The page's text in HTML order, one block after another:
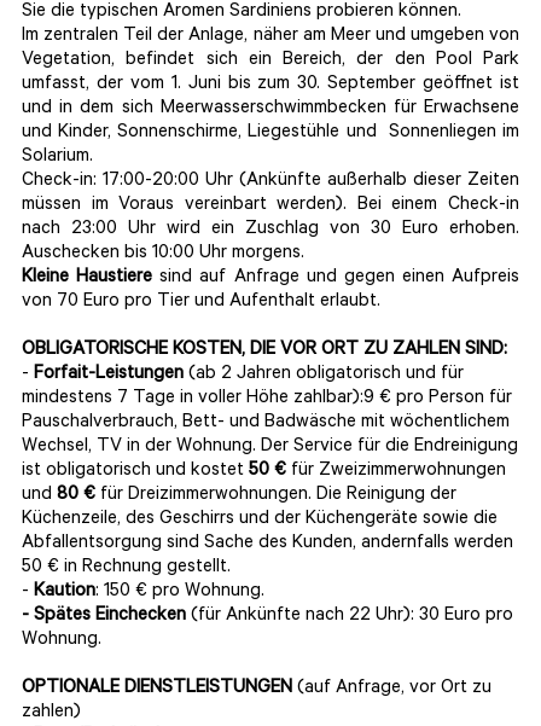
Sie die typischen Aromen Sardiniens probieren können.
Im zentralen Teil der Anlage, näher am Meer und umgeben von
Vegetation, befindet sich ein Bereich, der den Pool Park
umfasst, der vom 1. Juni bis zum 30. September geöffnet ist
und in dem sich Meerwasserschwimmbecken für Erwachsene
und Kinder, Sonnenschirme, Liegestühle und Sonnenliegen im
Solarium.
Check-in: 17:00-20:00 Uhr (Ankünfte außerhalb dieser Zeiten
müssen im Voraus vereinbart werden). Bei einem Check-in
nach 23:00 Uhr wird ein Zuschlag von 30 Euro erhoben.
Auschecken bis 10:00 Uhr morgens.
Kleine Haustiere sind auf Anfrage und gegen einen Aufpreis
von 70 Euro pro Tier und Aufenthalt erlaubt.
OBLIGATORISCHE KOSTEN, DIE VOR ORT ZU ZAHLEN SIND:
- Forfait-Leistungen (ab 2 Jahren obligatorisch und für
mindestens 7 Tage in voller Höhe zahlbar):9 € pro Person für
Pauschalverbrauch, Bett- und Badwäsche mit wöchentlichem
Wechsel, TV in der Wohnung. Der Service für die Endreinigung
ist obligatorisch und kostet 50 € für Zweizimmerwohnungen
und 80 € für Dreizimmerwohnungen. Die Reinigung der
Küchenzeile, des Geschirrs und der Küchengeräte sowie die
Abfallentsorgung sind Sache des Kunden, andernfalls werden
50 € in Rechnung gestellt.
- Kaution: 150 € pro Wohnung.
- Spätes Einchecken (für Ankünfte nach 22 Uhr): 30 Euro pro
Wohnung.
OPTIONALE DIENSTLEISTUNGEN (auf Anfrage, vor Ort zu
zahlen)